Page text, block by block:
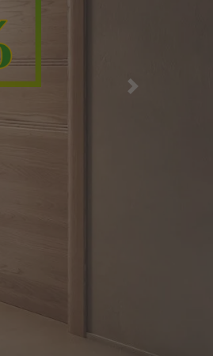
Successiva